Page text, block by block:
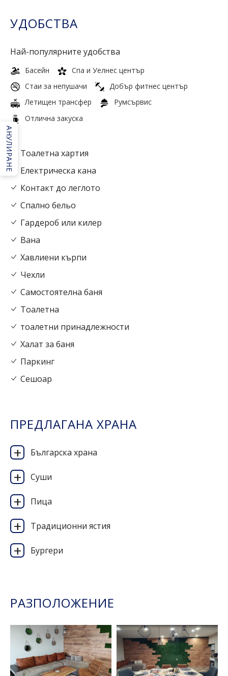
УДОБСТВА
Най-популярните удобства
Басейн
Спа и Уелнес център
Стаи за непушачи
Добър фитнес център
Летищен трансфер
Румсървис
Отлична закуска
Тоалетна хартия
Електрическа кана
Контакт до леглото
Спално бельо
Гардероб или килер
Вана
Хавлиени кърпи
Чехли
Самостоятелна баня
Тоалетна
тоалетни принадлежности
Халат за баня
Паркинг
Сешоар
ПРЕДЛАГАНА ХРАНА
Българска храна
Суши
Пица
Традиционни ястия
Бургери
РАЗПОЛОЖЕНИЕ
АНУЛИРАНЕ